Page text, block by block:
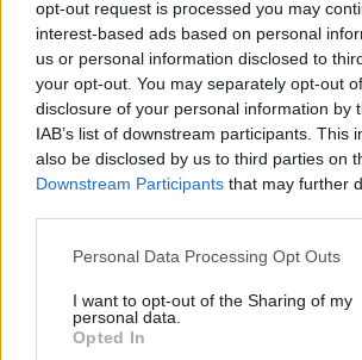
opt-out request is processed you may
interest-based ads based on personal
us or personal information disclosed to
your opt-out. You may separately opt-out
disclosure of your personal information by
IAB’s list of downstream participants. This
also be disclosed by us to third parties on
Downstream Participants that may further
Personal Data Processing Opt Outs
I want to opt-out of the Sharing of my
personal data.
Opted In
Champix (297)
Sucht
Citalopram (274)
Depression - SSRI
Lyrica (237)
Epilepsie
Paroxetin (228)
Depression - SSRI
Omeprazol (220)
Mirtazapin (192)
Depression - andere Mittel